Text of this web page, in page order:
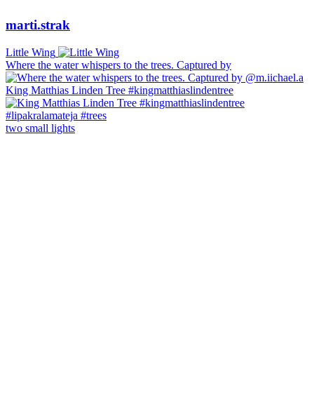
marti.strak
Little Wing
Where the water whispers to the trees. Captured by
King Matthias Linden Tree #kingmatthiaslindentree
two small lights